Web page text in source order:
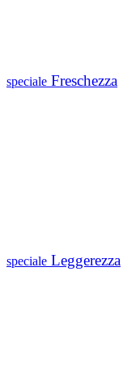
speciale Freschezza
speciale Leggerezza